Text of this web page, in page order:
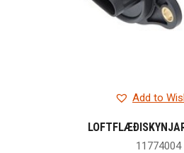
Add to
11774004